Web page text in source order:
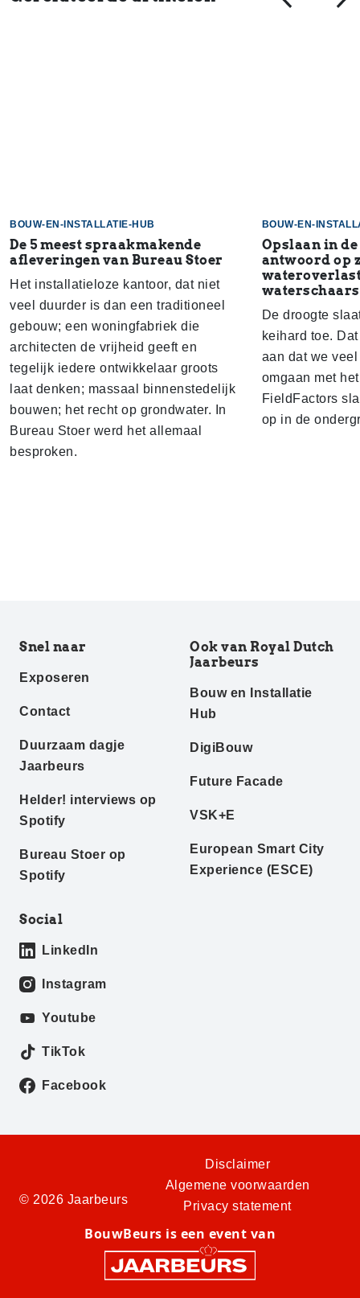
BOUW-EN-INSTALLATIE-HUB
De 5 meest spraakmakende
afleveringen van Bureau Stoer
Het installatieloze kantoor, dat niet
veel duurder is dan een traditioneel
gebouw; een woningfabriek die
architecten de vrijheid geeft en
tegelijk iedere ontwikkelaar groots
laat denken; massaal binnenstedelijk
bouwen; het recht op grondwater. In
Bureau Stoer werd het allemaal
besproken.
BOUW-EN-
Opslaan in
antwoord op
De droogte
keihard toe.
aan dat we
omgaan met
FieldFactors
op in de
Snel naar
Exposeren
Contact
Duurzaam dagje
Jaarbeurs
Helder! interviews op
Spotify
Bureau Stoer op
Spotify
Ook van Royal Dutch
Jaarbeurs
Bouw en Installatie
Hub
DigiBouw
Future Facade
VSK+E
European Smart City
Experience (ESCE)
Social
LinkedIn
Instagram
Youtube
TikTok
Facebook
© 2026 Jaarbeurs
Disclaimer
Algemene voorwaarden
Privacy statement
BouwBeurs is een event van